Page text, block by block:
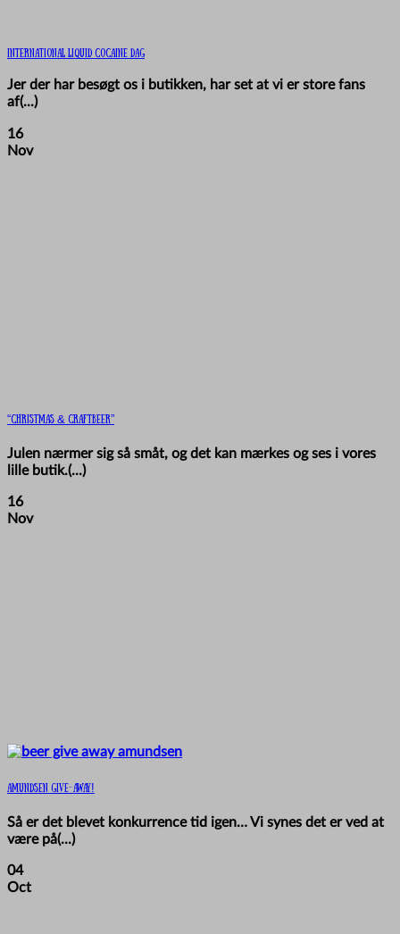
International Liquid Cocaine Dag
Jer der har besøgt os i butikken, har set at vi er store fans
af(...)
16
Nov
“Christmas & Craftbeer”
Julen nærmer sig så småt, og det kan mærkes og ses i vores
lille butik.(...)
16
Nov
Amundsen GIVE-AWAY!
Så er det blevet konkurrence tid igen… Vi synes det er ved at
være på(...)
04
Oct